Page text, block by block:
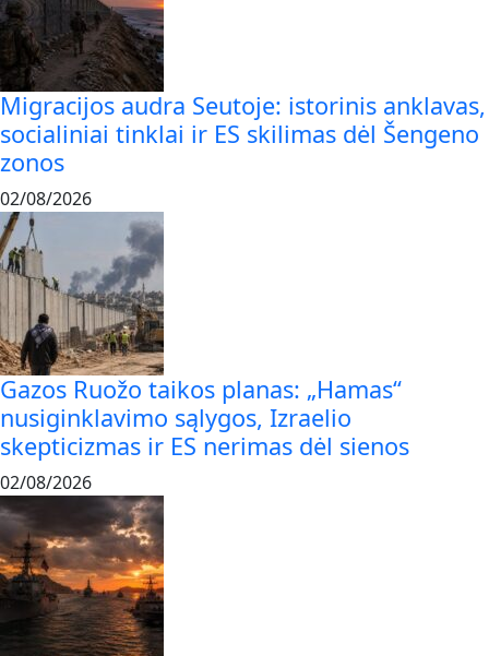
Migracijos audra Seutoje: istorinis anklavas,
socialiniai tinklai ir ES skilimas dėl Šengeno
zonos
02/08/2026
Gazos Ruožo taikos planas: „Hamas“
nusiginklavimo sąlygos, Izraelio
skepticizmas ir ES nerimas dėl sienos
02/08/2026